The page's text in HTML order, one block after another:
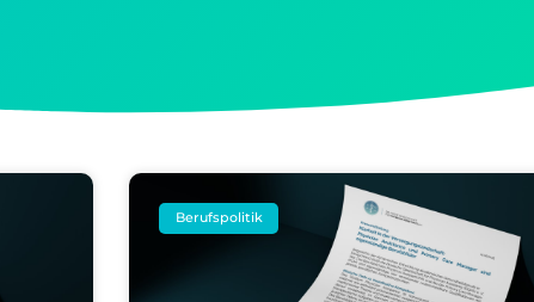
Berufspolitik